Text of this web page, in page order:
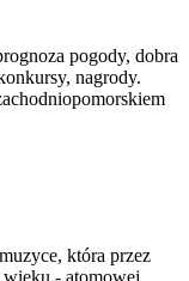
pogody, dobra
nagrody.
która przez
- atomowej